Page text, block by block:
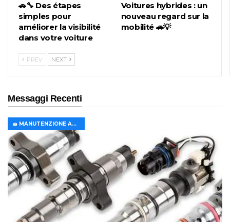
🚗🔧 Des étapes
simples pour
améliorer la visibilité
dans votre voiture
Voitures hybrides : un
nouveau regard sur la
mobilité 🚗💡
PREV NEXT
Messaggi Recenti
🧽 MANUTENZIONE AUTO